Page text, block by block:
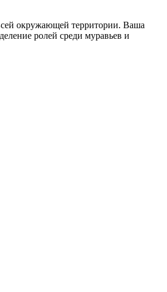
окружающей территории. Ваша
ролей среди муравьев и